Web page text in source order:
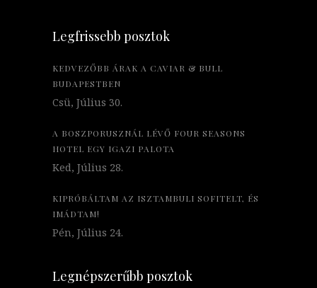
Legfrissebb posztok
KEDVEZŐBB ÁRAK A CAVIAR & BULL
BUDAPESTBEN
Csü, Július 30.
A BOSZPORUSZNÁL LÉVŐ FOUR SEASONS
HOTEL EGY IGAZI PALOTA
Ked, Július 28.
KIPRÓBÁLTAM AZ ISZTAMBULI SOFITELT, ÉS
IMÁDTAM!
Pén, Július 24.
Legnépszerűbb posztok